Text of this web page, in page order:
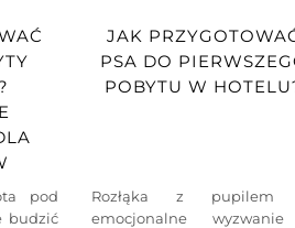
pod
budzić
JAK
PSA DO
POBYTU W
Rozłąka z pupilem
emocjonalne